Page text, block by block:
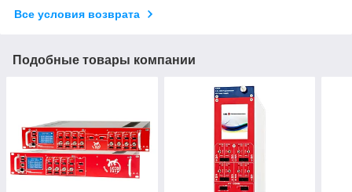
Все условия возврата
Подобные товары компании